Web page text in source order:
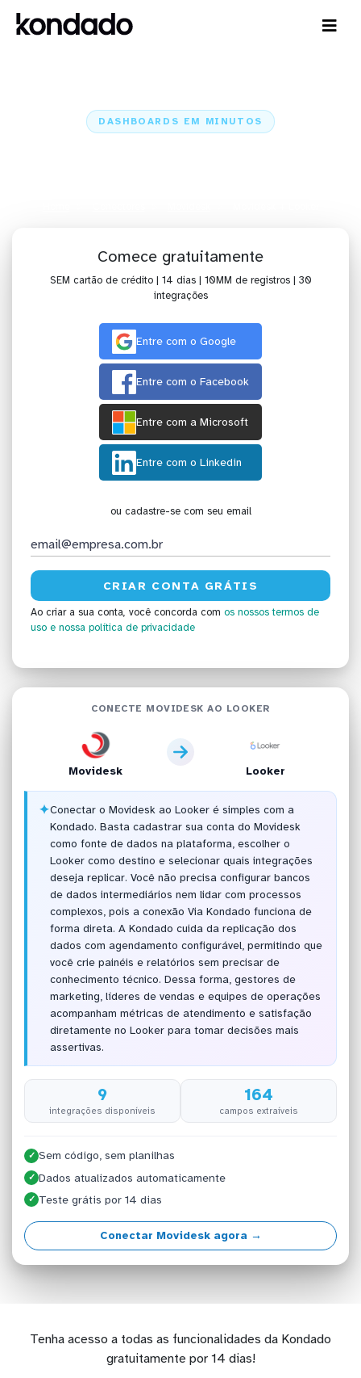
DASHBOARDS EM MINUTOS
Comece gratuitamente
SEM cartão de crédito | 14 dias | 10MM de registros | 30
integrações
Entre com o Google
Entre com o Facebook
Entre com a Microsoft
Entre com o Linkedin
ou cadastre-se com seu email
Ao criar a sua conta, você concorda com os nossos termos de
uso e nossa política de privacidade
CONECTE MOVIDESK AO LOOKER
Movidesk Looker
✦Conectar o Movidesk ao Looker é simples com a
Kondado. Basta cadastrar sua conta do Movidesk
como fonte de dados na plataforma, escolher o
Looker como destino e selecionar quais integrações
deseja replicar. Você não precisa configurar bancos
de dados intermediários nem lidar com processos
complexos, pois a conexão Via Kondado funciona de
forma direta. A Kondado cuida da replicação dos
dados com agendamento configurável, permitindo que
você crie painéis e relatórios sem precisar de
conhecimento técnico. Dessa forma, gestores de
marketing, líderes de vendas e equipes de operações
acompanham métricas de atendimento e satisfação
diretamente no Looker para tomar decisões mais
assertivas.
9
integrações disponíveis
164
campos extraíveis
✓ Sem código, sem planilhas
✓ Dados atualizados automaticamente
✓ Teste grátis por 14 dias
Conectar Movidesk agora →
Tenha acesso a todas as funcionalidades da Kondado
gratuitamente por 14 dias!